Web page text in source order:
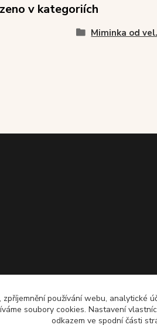
v kategoriích
Miminka od
používání webu, analytické
soubory cookies. Nastavení
odkazem ve spodní části